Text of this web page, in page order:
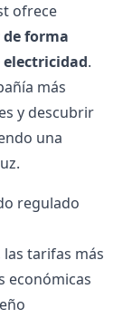
ofrece
forma
electricidad.
más
y descubrir
una
regulado
tarifas más
económicas